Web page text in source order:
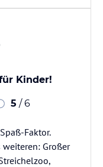
Kinder!
5 / 6
Faktor.
weiteren: Großer